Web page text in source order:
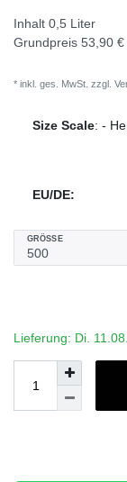
Inhalt 0,5 Liter
Grundpreis 53,90
* inkl. ges. MwSt. zzgl.
Size Scale: -
EU/DE:
GRÖSSE
Lieferung: Di.